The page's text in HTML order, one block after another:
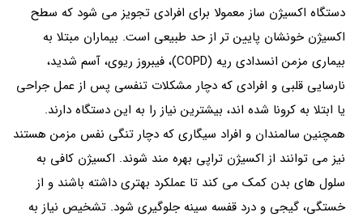
دستگاه اکسیژن‌ ساز معمولا برای افرادی تجویز می‌ شود که سطح
اکسیژن خونشان پایین‌ تر از حد طبیعی است. بیماران مبتلا به
بیماری مزمن انسدادی ریه (COPD)، فیبروز ریوی، آسم شدید،
نارسایی قلبی و افرادی که دچار مشکلات تنفسی پس از عمل جراحی
یا ابتلا به کرونا شده اند، بیشترین نیاز را به این دستگاه دارند.
همچنین سالمندان و افراد سیگاری که دچار تنگی نفس مزمن هستند
نیز می توانند از اکسیژن‌ تراپی بهره مند شوند. اکسیژن کافی به
سلول‌ های بدن کمک می کند تا عملکرد بهتری داشته باشند و از
خستگی، گیجی و درد قفسه سینه جلوگیری شود. تشخیص نیاز به